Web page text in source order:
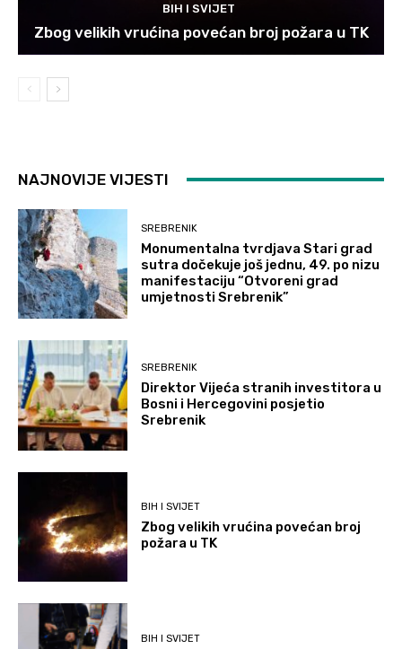
BIH I SVIJET
Zbog velikih vrućina povećan broj požara u TK
NAJNOVIJE VIJESTI
SREBRENIK
Monumentalna tvrdjava Stari grad
sutra dočekuje još jednu, 49. po nizu
manifestaciju “Otvoreni grad
umjetnosti Srebrenik”
SREBRENIK
Direktor Vijeća stranih investitora u
Bosni i Hercegovini posjetio
Srebrenik
BIH I SVIJET
Zbog velikih vrućina povećan broj
požara u TK
BIH I SVIJET